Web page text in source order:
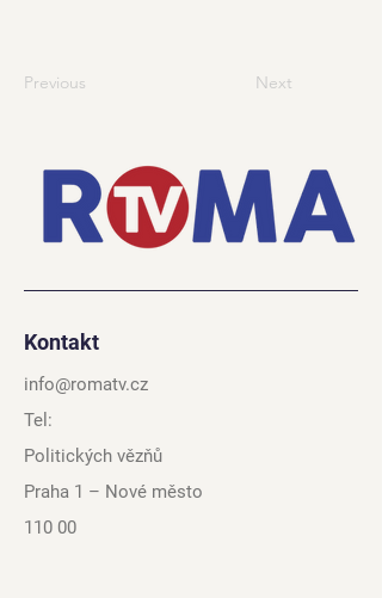
Previous Next
Kontakt
info@romatv.cz
Tel:
Politických vězňů
Praha 1 – Nové město
110 00